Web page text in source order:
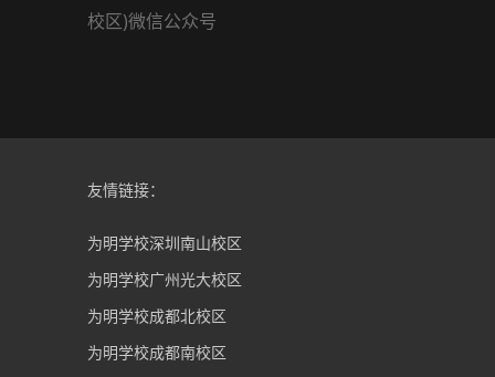
校区)微信公众号
友情链接：
为明学校深圳南山校区
为明学校广州光大校区
为明学校成都北校区
为明学校成都南校区